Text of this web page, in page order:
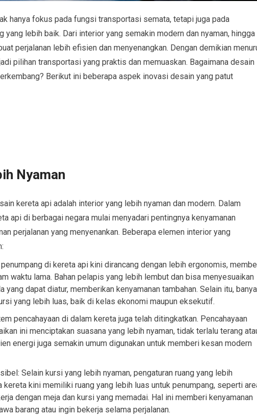
hanya fokus pada fungsi transportasi semata, tetapi juga pada
yang lebih baik. Dari interior yang semakin modern dan nyaman, hingga
perjalanan lebih efisien dan menyenangkan. Dengan demikian
pilihan transportasi yang praktis dan memuaskan. Bagaimana desain
Berikut ini beberapa aspek inovasi desain yang patut
Nyaman
kereta api adalah interior yang lebih nyaman dan modern. Dalam
api di berbagai negara mulai menyadari pentingnya kenyamanan
perjalanan yang menyenankan. Beberapa elemen interior yang
di kereta api kini dirancang dengan lebih ergonomis,
waktu lama. Bahan pelapis yang lebih lembut dan bisa menyesuaikan
yang dapat diatur, memberikan kenyamanan tambahan. Selain itu,
yang lebih luas, baik di kelas ekonomi maupun eksekutif.
pencahayaan di dalam kereta juga telah ditingkatkan. Pencahayaan
ini menciptakan suasana yang lebih nyaman, tidak terlalu terang
energi juga semakin umum digunakan untuk memberi kesan modern
Selain kursi yang lebih nyaman, pengaturan ruang yang lebih
kini memiliki ruang yang lebih luas untuk penumpang, seperti
dengan meja dan kursi yang memadai. Hal ini memberi kenyamanan
barang atau ingin bekerja selama perjalanan.